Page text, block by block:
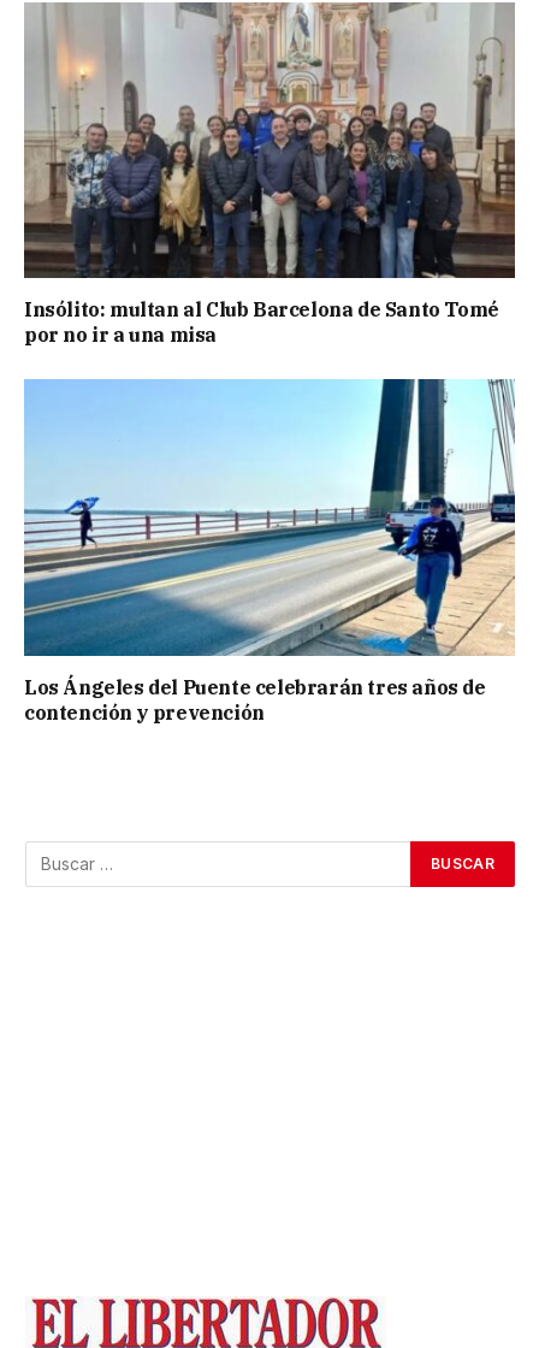
Insólito: multan al Club Barcelona de Santo Tomé
por no ir a una misa
Los Ángeles del Puente celebrarán tres años de
contención y prevención